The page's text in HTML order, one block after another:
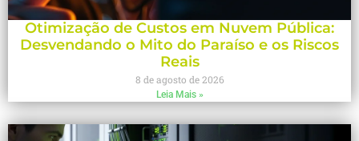
Otimização de Custos em Nuvem Pública:
Desvendando o Mito do Paraíso e os Riscos
Reais
8 de agosto de 2026
Leia Mais »